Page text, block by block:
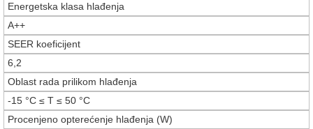
Energetska klasa hlađenja
A++
SEER koeficijent
6,2
Oblast rada prilikom hlađenja
-15 °C ≤ T ≤ 50 °C
Procenjeno opterećenje hlađenja (W)